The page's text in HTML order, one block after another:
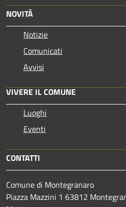
NOVITÀ
Notizie
Comunicati
Avvisi
VIVERE IL COMUNE
Luoghi
Eventi
CONTATTI
Comune di Montegranaro
Piazza Mazzini 1 63812